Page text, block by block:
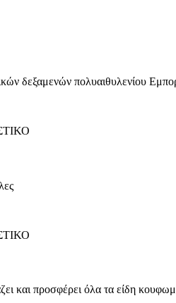
δεξαμενών πολυαιθυλενίου
προσφέρει όλα τα είδη